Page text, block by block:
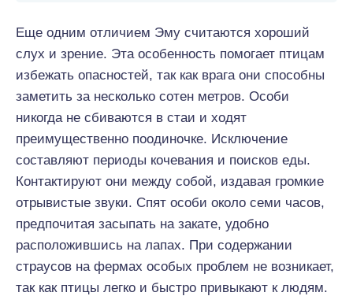
Еще одним отличием Эму считаются хороший
слух и зрение. Эта особенность помогает птицам
избежать опасностей, так как врага они способны
заметить за несколько сотен метров. Особи
никогда не сбиваются в стаи и ходят
преимущественно поодиночке. Исключение
составляют периоды кочевания и поисков еды.
Контактируют они между собой, издавая громкие
отрывистые звуки. Спят особи около семи часов,
предпочитая засыпать на закате, удобно
расположившись на лапах. При содержании
страусов на фермах особых проблем не возникает,
так как птицы легко и быстро привыкают к людям.